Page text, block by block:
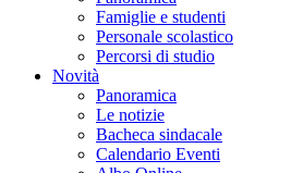
Famiglie e studenti
Personale scolastico
Percorsi di studio
Novità
Panoramica
Le notizie
Bacheca sindacale
Calendario Eventi